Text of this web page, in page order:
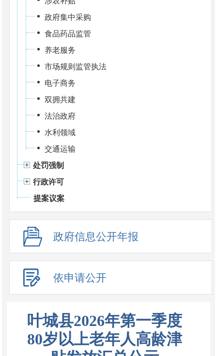
政府集中采购
食品药品监管
养老服务
市场规则监管执法
电子商务
双拥共建
法治政府
水利领域
交通运输
处罚强制
行政许可
提案议案
政府信息公开年报
依申请公开
叶城县2026年第一季度
80岁以上老年人高龄津